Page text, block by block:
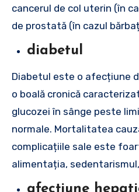
cancerul de col uterin (în
de prostată (în cazul
diabetul
Diabetul este o afecțiune
o boală cronică
glucozei în sânge peste
normale. Mortalitatea
complicațiile sale este
alimentația,
afecțiune